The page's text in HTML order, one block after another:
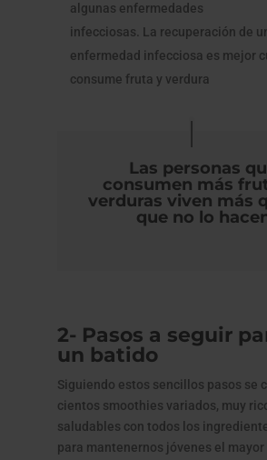
algunas enfermedades
infecciosas. La recuperación de
enfermedad infecciosa es mejor
consume fruta y verdura
Las personas
consumen más
verduras viven más
que no lo
2- Pasos a seguir
un batido
Siguiendo estos sencillos pasos se
cientos smoothies variados, muy
saludables con todos los
para mantenernos jóvenes el